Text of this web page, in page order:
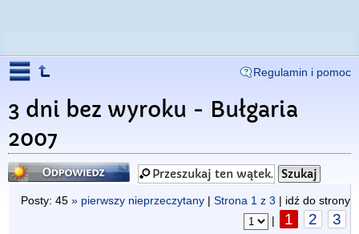
Regulamin i pomoc
3 dni bez wyroku - Bułgaria
2007
Odpowiedz
Posty: 45 » pierwszy nieprzeczytany | Strona 1 z 3 | idź do strony
|
1 2 3